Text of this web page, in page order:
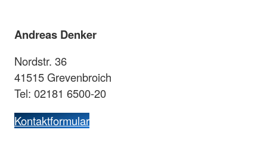
Andreas Denker
Nordstr. 36
41515 Grevenbroich
Tel: 02181 6500-20
Kontaktformular